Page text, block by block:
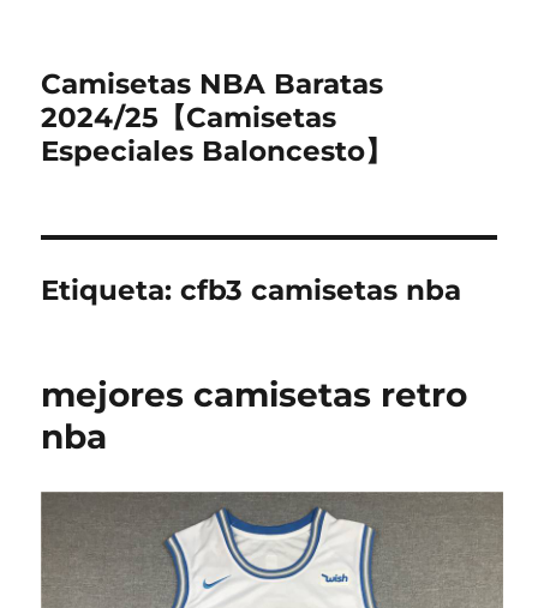
Camisetas NBA Baratas
2024/25【Camisetas
Especiales Baloncesto】
Etiqueta:cfb3 camisetas nba
mejores camisetas retro
nba